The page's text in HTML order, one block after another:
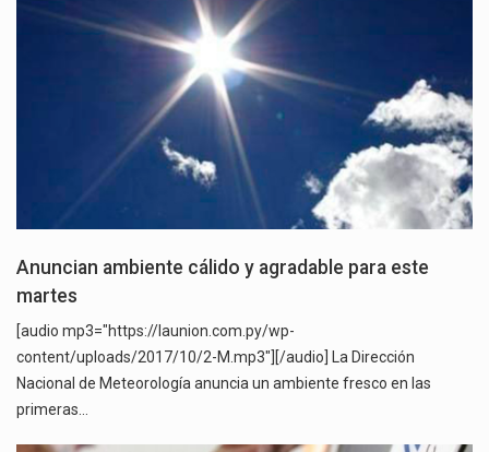
Anuncian ambiente cálido y agradable para este
martes
[audio mp3="https://launion.com.py/wp-
content/uploads/2017/10/2-M.mp3"][/audio] La Dirección
Nacional de Meteorología anuncia un ambiente fresco en las
primeras…